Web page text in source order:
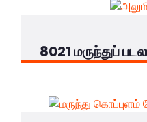
8021 மருந்துப்